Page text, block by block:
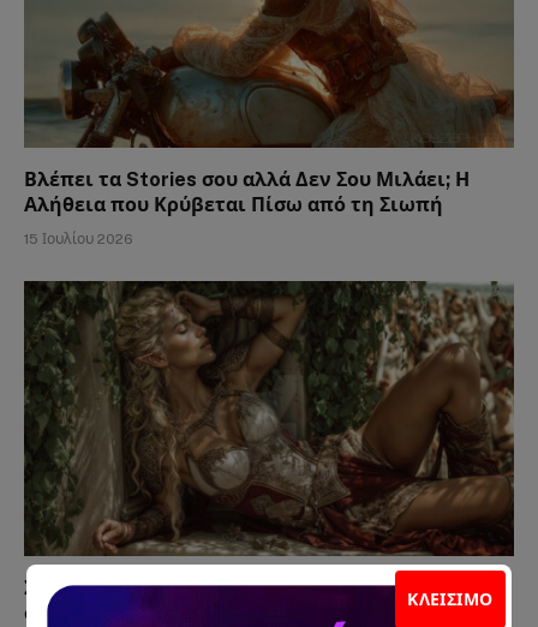
ΚΛΕΊΣΙΜΟ
Βλέπει τα Stories σου αλλά Δεν Σου Μιλάει; Η
Αλήθεια που Κρύβεται Πίσω από τη Σιωπή
15 Ιουλίου 2026
Σκέφτεται Γάμο Μαζί σου ή Απλώς Δεν Θέλει να
σε Χάσει;